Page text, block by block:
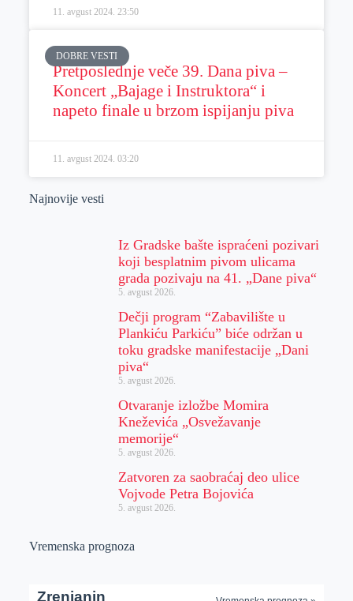
11. avgust 2024. 23:50
DOBRE VESTI
Pretposlednje veče 39. Dana piva –
Koncert „Bajage i Instruktora“ i
napeto finale u brzom ispijanju piva
11. avgust 2024. 03:20
Najnovije vesti
Iz Gradske bašte ispraćeni pozivari
koji besplatnim pivom ulicama
grada pozivaju na 41. „Dane piva“
5. avgust 2026.
Dečji program “Zabavilište u
Plankiću Parkiću” biće održan u
toku gradske manifestacije „Dani
piva“
5. avgust 2026.
Otvaranje izložbe Momira
Kneževića „Osvežavanje
memorije“
5. avgust 2026.
Zatvoren za saobraćaj deo ulice
Vojvode Petra Bojovića
5. avgust 2026.
Vremenska prognoza